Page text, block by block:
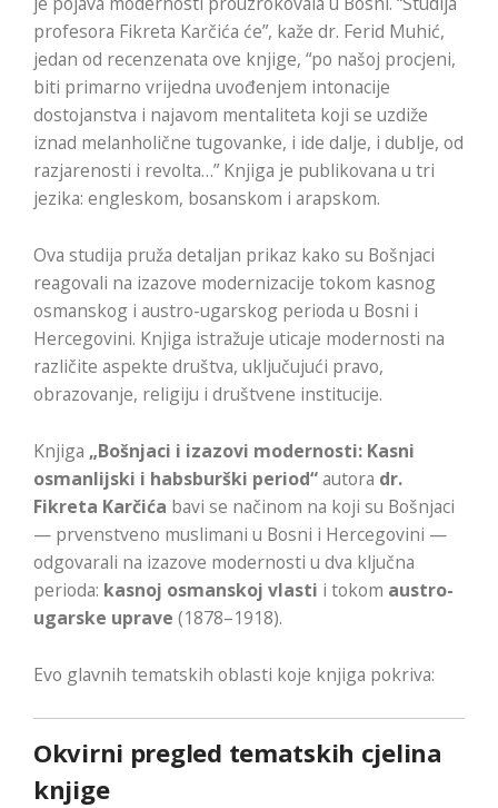
profesora Fikreta Karčića će”, kaže dr. Ferid Muhić,
jedan od recenzenata ove knjige, “po našoj procjeni,
biti primarno vrijedna uvođenjem intonacije
dostojanstva i najavom mentaliteta koji se uzdiže
iznad melanholične tugovanke, i ide dalje, i dublje, od
razjarenosti i revolta…” Knjiga je publikovana u tri
jezika: engleskom, bosanskom i arapskom.
Ova studija pruža detaljan prikaz kako su Bošnjaci
reagovali na izazove modernizacije tokom kasnog
osmanskog i austro-ugarskog perioda u Bosni i
Hercegovini. Knjiga istražuje uticaje modernosti na
različite aspekte društva, uključujući pravo,
obrazovanje, religiju i društvene institucije.
Knjiga „Bošnjaci i izazovi modernosti: Kasni
osmanlijski i habsburški period“autora dr.
Fikreta Karčića bavi se načinom na koji su Bošnjaci
— prvenstveno muslimani u Bosni i Hercegovini —
odgovarali na izazove modernosti u dva ključna
perioda: kasnoj osmanskoj vlasti i tokom austro-
ugarske uprave (1878–1918).
Evo glavnih tematskih oblasti koje knjiga pokriva:
Okvirni pregled tematskih cjelina
knjige